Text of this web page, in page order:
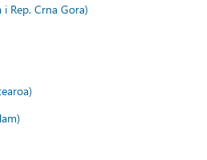
i Rep. Crna Gora)